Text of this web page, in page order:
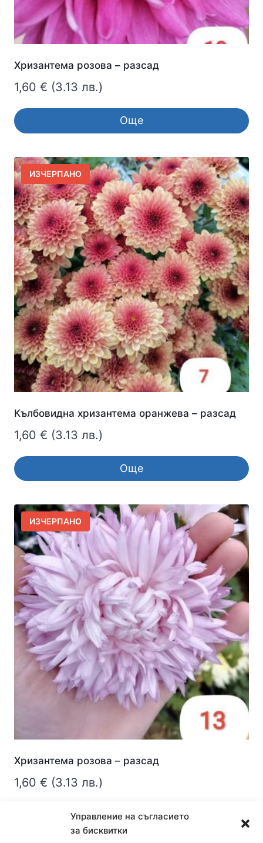
Управление на съгласието
за бисквитки
Хризантема розова – разсад
1,60 € (3.13 лв.)
Още
ИЗЧЕРПАНО
Кълбовидна хризантема оранжева – разсад
1,60 € (3.13 лв.)
Още
ИЗЧЕРПАНО
Хризантема розова – разсад
1,60 € (3.13 лв.)
Още